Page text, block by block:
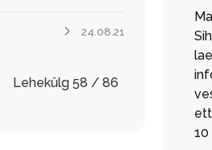
24.08.21
Lehekülg 58 / 86
10